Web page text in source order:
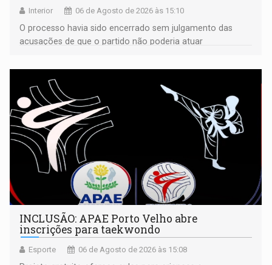
Interior 06 de Agosto de 2026 às 15:10
O processo havia sido encerrado sem julgamento das
acusações de que o partido não poderia atuar
INCLUSÃO: APAE Porto Velho abre
inscrições para taekwondo
Esporte 06 de Agosto de 2026 às 15:08